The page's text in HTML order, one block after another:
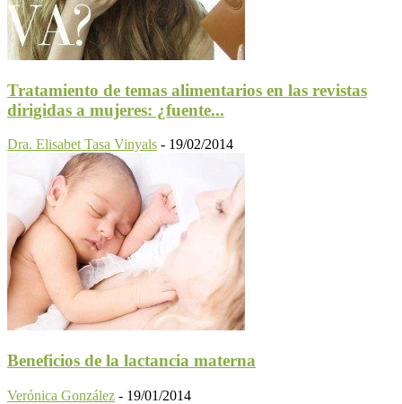
Tratamiento de temas alimentarios en las revistas
dirigidas a mujeres: ¿fuente...
Dra. Elisabet Tasa Vinyals - 19/02/2014
Beneficios de la lactancia materna
Verónica González - 19/01/2014